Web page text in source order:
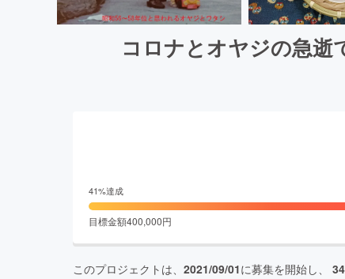
コロナとオヤジの急逝
41%達成
目標金額400,000円
このプロジェクトは、 2021/09/01に募集を開始し、 34